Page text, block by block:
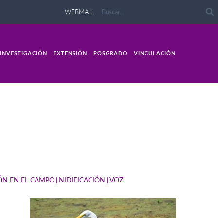
WEBMAIL
INVESTIGACIÓN EXTENSIÓN POSGRADO VINCULACIÓN
EN EL CAMPO NIDIFICACIÓN VOZ